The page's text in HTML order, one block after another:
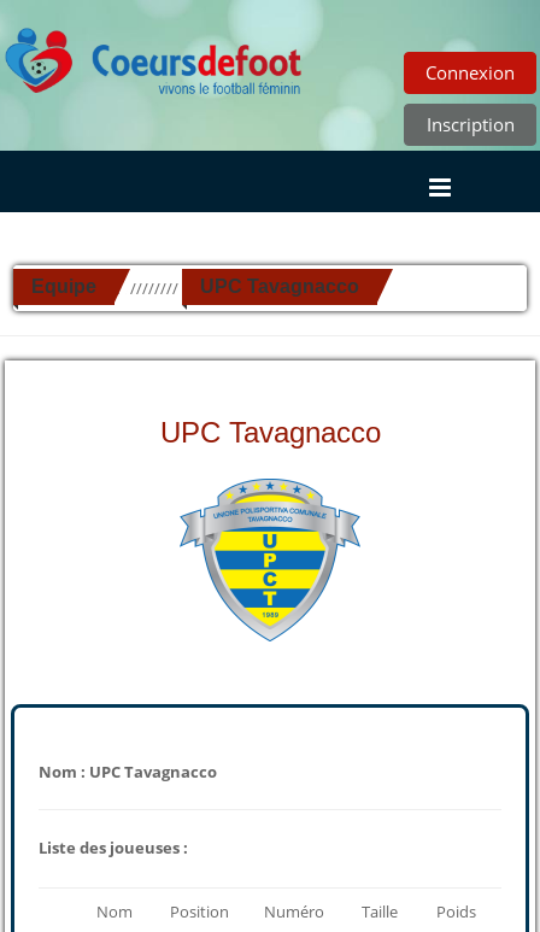
Connexion
Inscription
Equipe ////////// UPC Tavagnacco
UPC Tavagnacco
Nom : UPC Tavagnacco
Liste des joueuses :
Nom Position Numéro Taille Poids